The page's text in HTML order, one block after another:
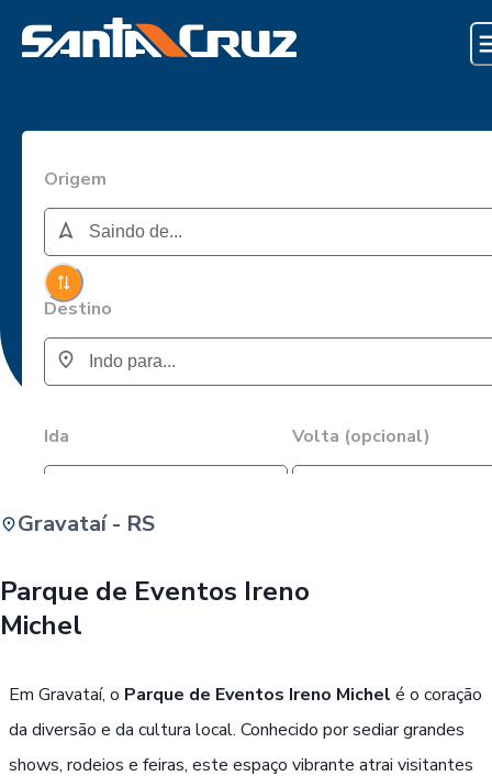
Origem
Destino
Ida Volta (opcional)
Gravataí - RS
Parque de Eventos Ireno
Michel
Em Gravataí, o Parque de Eventos Ireno Michel é o coração
da diversão e da cultura local. Conhecido por sediar grandes
shows, rodeios e feiras, este espaço vibrante atrai visitantes